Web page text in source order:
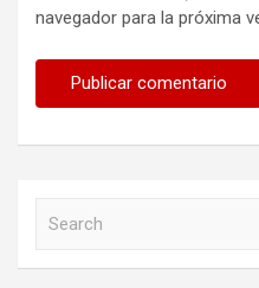
navegador para la próxima